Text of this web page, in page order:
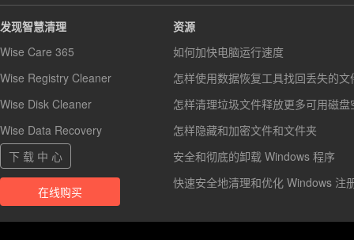
发现智慧清理
Wise Care 365
Wise Registry Cleaner
Wise Disk Cleaner
Wise Data Recovery
下 载 中 心
在线购买
资源
如何加快电脑运行速度
怎样使用数据恢复工具找回丢失的文
怎样清理垃圾文件释放更多可用磁盘
怎样隐藏和加密文件和文件夹
安全和彻底的卸载 Windows 程序
快速安全地清理和优化 Windows 注